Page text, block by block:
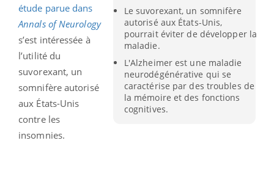
Le suvorexant, un somnifère
autorisé aux États-Unis,
pourrait éviter de développer la
maladie.
L'Alzheimer est une maladie
neurodégénérative qui se
caractérise par des troubles de
la mémoire et des fonctions
cognitives.
étude parue dans
Annals of Neurology
s’est intéressée à
l’utilité du
suvorexant, un
somnifère autorisé
aux États-Unis
contre les
insomnies.